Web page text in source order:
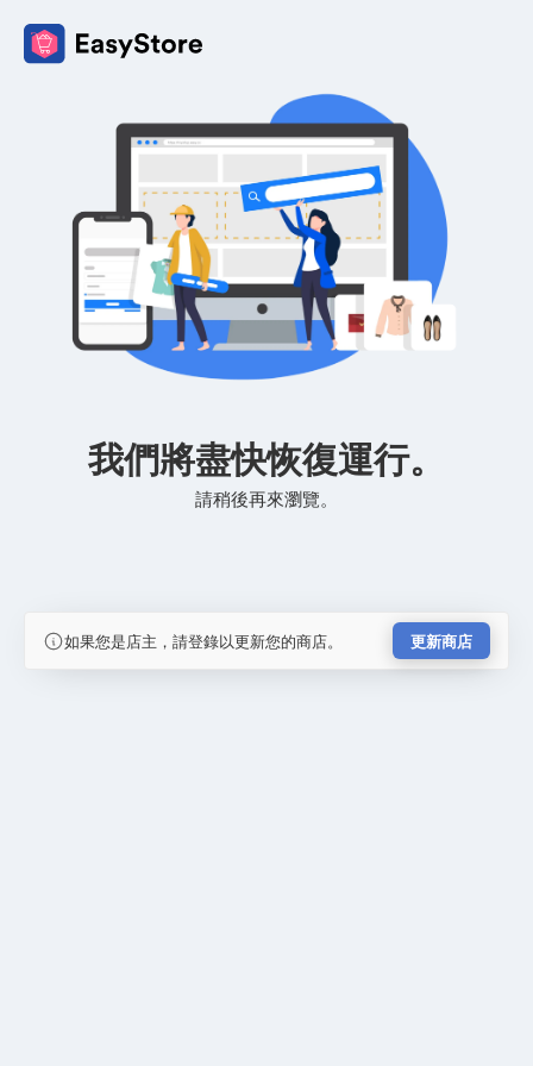
我們將盡快恢復運行。
請稍後再來瀏覽。
如果您是店主，請登錄以更新您的商店。 更新商店